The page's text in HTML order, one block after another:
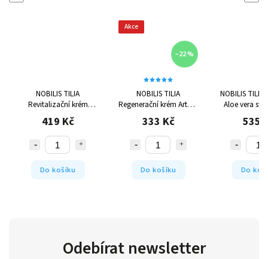
NOBILIS TILIA
Revitalizační krém
Slaměnka 50 ml
419 Kč
Do košíku
Akce
–22 %
NOBILIS TILIA
Regenerační krém Arteris
50 ml
333 Kč
Do košíku
NOBILIS TILIA
Aloe vera
535
Do
Odebírat newsletter